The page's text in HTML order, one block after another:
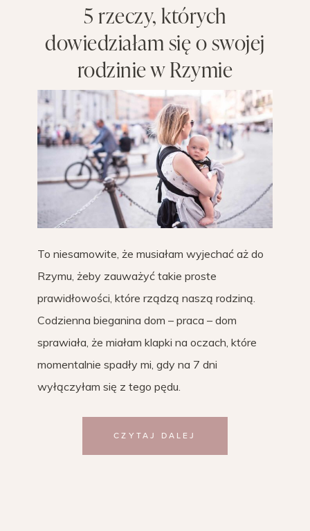
5 rzeczy, których
dowiedziałam się o swojej
rodzinie w Rzymie
To niesamowite, że musiałam wyjechać aż do
Rzymu, żeby zauważyć takie proste
prawidłowości, które rządzą naszą rodziną.
Codzienna bieganina dom – praca – dom
sprawiała, że miałam klapki na oczach, które
momentalnie spadły mi, gdy na 7 dni
wyłączyłam się z tego pędu.
CZYTAJ DALEJ